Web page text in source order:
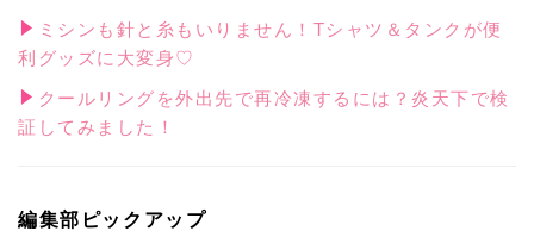
ミシンも針と糸もいりません！Tシャツ＆タンクが便
利グッズに大変身♡
クールリングを外出先で再冷凍するには？炎天下で検
証してみました！
編集部ピックアップ